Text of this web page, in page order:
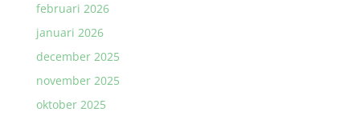
februari 2026
januari 2026
december 2025
november 2025
oktober 2025